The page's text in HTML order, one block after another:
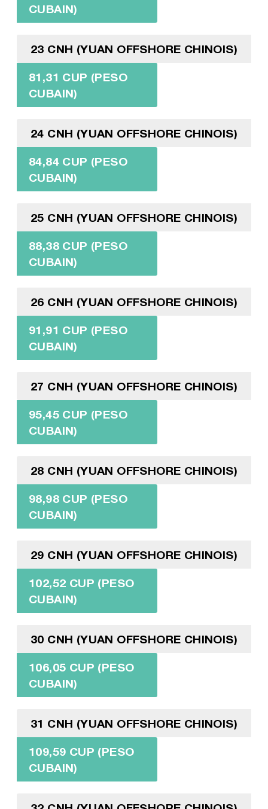
CUBAIN)
23 CNH (YUAN OFFSHORE CHINOIS)
81,31 CUP (PESO
CUBAIN)
24 CNH (YUAN OFFSHORE CHINOIS)
84,84 CUP (PESO
CUBAIN)
25 CNH (YUAN OFFSHORE CHINOIS)
88,38 CUP (PESO
CUBAIN)
26 CNH (YUAN OFFSHORE CHINOIS)
91,91 CUP (PESO
CUBAIN)
27 CNH (YUAN OFFSHORE CHINOIS)
95,45 CUP (PESO
CUBAIN)
28 CNH (YUAN OFFSHORE CHINOIS)
98,98 CUP (PESO
CUBAIN)
29 CNH (YUAN OFFSHORE CHINOIS)
102,52 CUP (PESO
CUBAIN)
30 CNH (YUAN OFFSHORE CHINOIS)
106,05 CUP (PESO
CUBAIN)
31 CNH (YUAN OFFSHORE CHINOIS)
109,59 CUP (PESO
CUBAIN)